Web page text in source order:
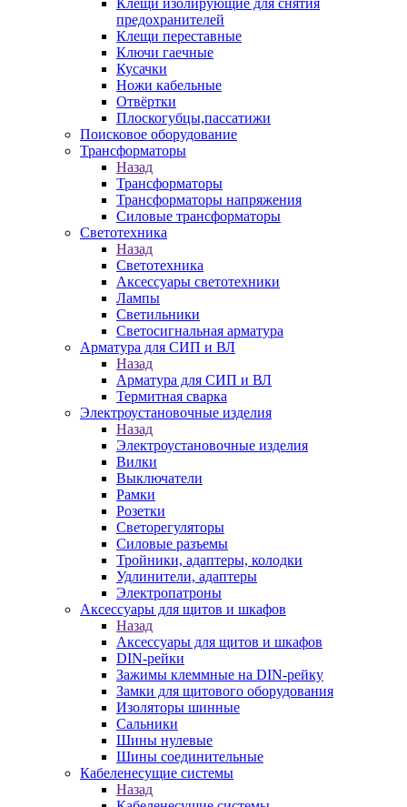
Клещи изолирующие для снятия
предохранителей
Клещи переставные
Ключи гаечные
Кусачки
Ножи кабельные
Отвёртки
Плоскогубцы,пассатижи
Поисковое оборудование
Трансформаторы
Назад
Трансформаторы
Трансформаторы напряжения
Силовые трансформаторы
Светотехника
Назад
Светотехника
Аксессуары светотехники
Лампы
Светильники
Светосигнальная арматура
Арматура для СИП и ВЛ
Назад
Арматура для СИП и ВЛ
Термитная сварка
Электроустановочные изделия
Назад
Электроустановочные изделия
Вилки
Выключатели
Рамки
Розетки
Светорегуляторы
Силовые разъемы
Тройники, адаптеры, колодки
Удлинители, адаптеры
Электропатроны
Аксессуары для щитов и шкафов
Назад
Аксессуары для щитов и шкафов
DIN-рейки
Зажимы клеммные на DIN-рейку
Замки для щитового оборудования
Изоляторы шинные
Сальники
Шины нулевые
Шины соединительные
Кабеленесущие системы
Назад